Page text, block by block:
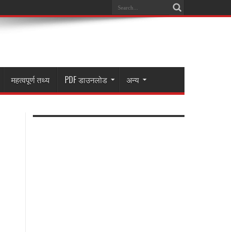
महत्वपूर्ण तथ्य PDF डाउनलोड अन्य